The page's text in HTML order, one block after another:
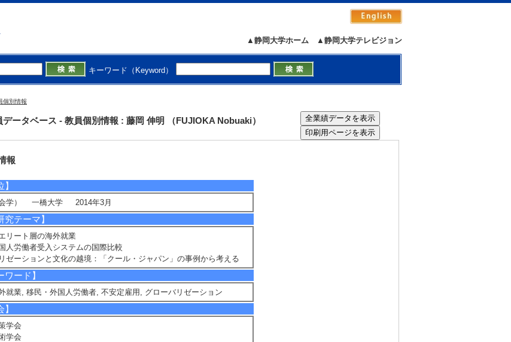
▲静岡大学テレビジョン
▲静岡大学ホーム
キーワード（Keyword）
個別情報
ータベース - 教員個別情報 : 藤岡 伸明 （FUJIOKA Nobuaki）
領域 - 情報社会学系列
学技術研究科情報学専攻 - 情報学コース
報
会学） 一橋大学 2014年3月
究テーマ】
リート層の海外就業
人労働者受入システムの国際比較
ゼーションと文化の越境：「クール・ジャパン」の事例から考える
ワード】
就業, 移民・外国人労働者, 不安定雇用, グローバリゼーション
学会
学会